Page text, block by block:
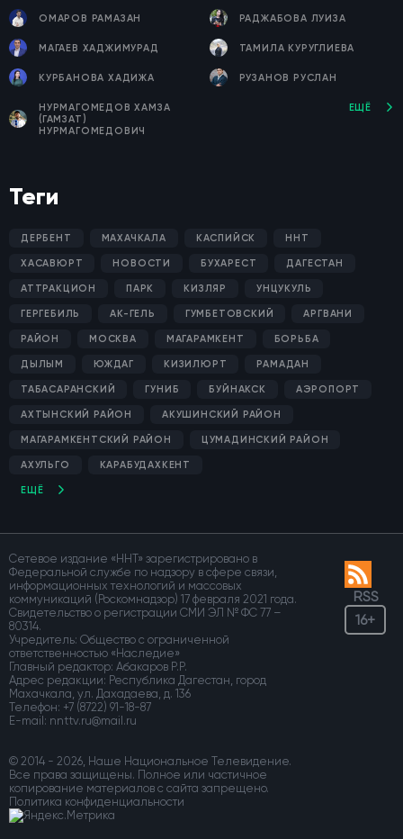
ОМАРОВ РАМАЗАН РАДЖАБОВА ЛУИЗА
МАГАЕВ ХАДЖИМУРАД ТАМИЛА КУРУГЛИЕВА
КУРБАНОВА ХАДИЖА РУЗАНОВ РУСЛАН
НУРМАГОМЕДОВ ХАМЗА
(ГАМЗАТ)
НУРМАГОМЕДОВИЧ
ЕЩЁ
Теги
ДЕРБЕНТ МАХАЧКАЛА КАСПИЙСК ННТ
ХАСАВЮРТ НОВОСТИ БУХАРЕСТ ДАГЕСТАН
АТТРАКЦИОН ПАРК КИЗЛЯР УНЦУКУЛЬ
ГЕРГЕБИЛЬ АК-ГЕЛЬ ГУМБЕТОВСКИЙ АРГВАНИ
РАЙОН МОСКВА МАГАРАМКЕНТ БОРЬБА
ДЫЛЫМ ЮЖДАГ КИЗИЛЮРТ РАМАДАН
ТАБАСАРАНСКИЙ ГУНИБ БУЙНАКСК АЭРОПОРТ
АХТЫНСКИЙ РАЙОН АКУШИНСКИЙ РАЙОН
МАГАРАМКЕНТСКИЙ РАЙОН ЦУМАДИНСКИЙ РАЙОН
АХУЛЬГО КАРАБУДАХКЕНТ
ЕЩЁ
Сетевое издание «ННТ» зарегистрировано в
Федеральной службе по надзору в сфере связи,
информационных технологий и массовых
коммуникаций (Роскомнадзор) 17 февраля 2021 года.
Свидетельство о регистрации СМИ ЭЛ № ФС 77 –
80314.
Учредитель: Общество с ограниченной
ответственностью «Наследие»
Главный редактор: Абакаров Р.Р.
Адрес редакции: Республика Дагестан, город
Махачкала, ул. Дахадаева, д. 136
Телефон: +7 (8722) 91-18-87
E-mail:
© 2014 - 2026, Наше Национальное Телевидение.
Все права защищены. Полное или частичное
копирование материалов с сайта запрещено.
Политика конфиденциальности
RSS
16+